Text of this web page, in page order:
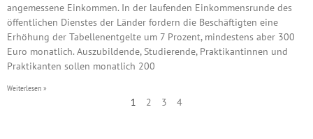
angemessene Einkommen. In der laufenden Einkommensrunde des
öffentlichen Dienstes der Länder fordern die Beschäftigten eine
Erhöhung der Tabellenentgelte um 7 Prozent, mindestens aber 300
Euro monatlich. Auszubildende, Studierende, Praktikantinnen und
Praktikanten sollen monatlich 200
Weiterlesen »
1 2 3 4